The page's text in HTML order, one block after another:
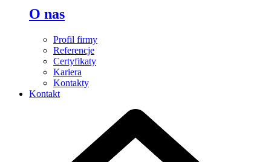
O nas
Profil firmy
Referencje
Certyfikaty
Kariera
Kontakty
Kontakt